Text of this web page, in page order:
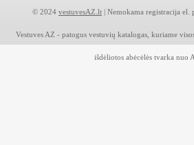
© 2024 vestuvesAZ.lt | Nemokama registracija el.
Vestuves AZ - patogus vestuvių katalogas, kuriame
išdėliotos abėcėlės tvarka nuo